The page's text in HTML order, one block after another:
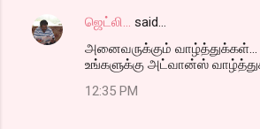
ஜெட்லி... said…
அனைவருக்கும் வாழ்த்துக்கள்...
உங்களுக்கு அட்வான்ஸ்
12:35 PM